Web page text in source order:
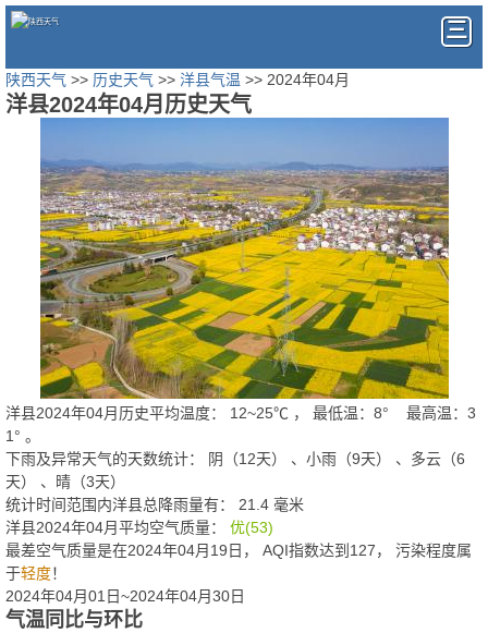
陕西天气 >> 历史天气 >> 洋县气温 >> 2024年04月
洋县2024年04月历史天气
洋县2024年04月历史平均温度： 12~25℃ ， 最低温： 8° 最高温： 3
1° 。
下雨及异常天气的天数统计：
阴（12天） 、小雨（9天） 、多云（6
天） 、晴（3天）
统计时间范围内洋县总降雨量有： 21.4 毫米
洋县2024年04月平均空气质量： 优(53)
最差空气质量是在2024年04月19日， AQI指数达到127， 污染程度属
于轻度！
2024年04月01日~2024年04月30日
气温同比与环比